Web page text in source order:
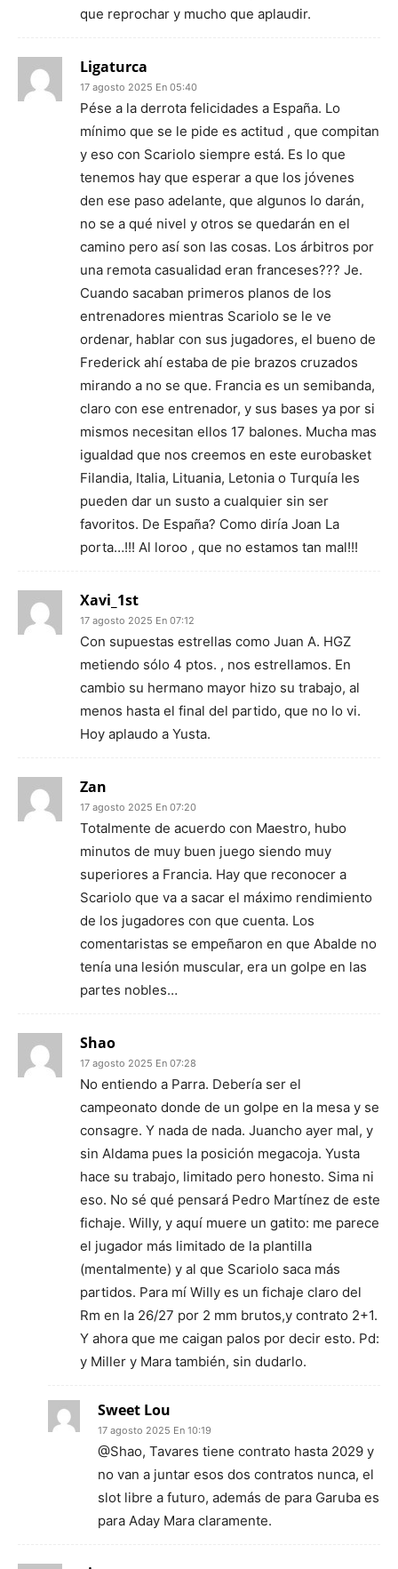
que reprochar y mucho que aplaudir.
Ligaturca
17 agosto 2025 En 05:40
Pése a la derrota felicidades a España. Lo
mínimo que se le pide es actitud , que compitan
y eso con Scariolo siempre está. Es lo que
tenemos hay que esperar a que los jóvenes
den ese paso adelante, que algunos lo darán,
no se a qué nivel y otros se quedarán en el
camino pero así son las cosas. Los árbitros por
una remota casualidad eran franceses??? Je.
Cuando sacaban primeros planos de los
entrenadores mientras Scariolo se le ve
ordenar, hablar con sus jugadores, el bueno de
Frederick ahí estaba de pie brazos cruzados
mirando a no se que. Francia es un semibanda,
claro con ese entrenador, y sus bases ya por si
mismos necesitan ellos 17 balones. Mucha mas
igualdad que nos creemos en este eurobasket
Filandia, Italia, Lituania, Letonia o Turquía les
pueden dar un susto a cualquier sin ser
favoritos. De España? Como diría Joan La
porta…!!! Al loroo , que no estamos tan mal!!!
Xavi_1st
17 agosto 2025 En 07:12
Con supuestas estrellas como Juan A. HGZ
metiendo sólo 4 ptos. , nos estrellamos. En
cambio su hermano mayor hizo su trabajo, al
menos hasta el final del partido, que no lo vi.
Hoy aplaudo a Yusta.
Zan
17 agosto 2025 En 07:20
Totalmente de acuerdo con Maestro, hubo
minutos de muy buen juego siendo muy
superiores a Francia. Hay que reconocer a
Scariolo que va a sacar el máximo rendimiento
de los jugadores con que cuenta. Los
comentaristas se empeñaron en que Abalde no
tenía una lesión muscular, era un golpe en las
partes nobles…
Shao
17 agosto 2025 En 07:28
No entiendo a Parra. Debería ser el
campeonato donde de un golpe en la mesa y se
consagre. Y nada de nada. Juancho ayer mal, y
sin Aldama pues la posición megacoja. Yusta
hace su trabajo, limitado pero honesto. Sima ni
eso. No sé qué pensará Pedro Martínez de este
fichaje. Willy, y aquí muere un gatito: me parece
el jugador más limitado de la plantilla
(mentalmente) y al que Scariolo saca más
partidos. Para mí Willy es un fichaje claro del
Rm en la 26/27 por 2 mm brutos,y contrato 2+1.
Y ahora que me caigan palos por decir esto. Pd:
y Miller y Mara también, sin dudarlo.
Sweet Lou
17 agosto 2025 En 10:19
@Shao, Tavares tiene contrato hasta 2029 y
no van a juntar esos dos contratos nunca, el
slot libre a futuro, además de para Garuba es
para Aday Mara claramente.